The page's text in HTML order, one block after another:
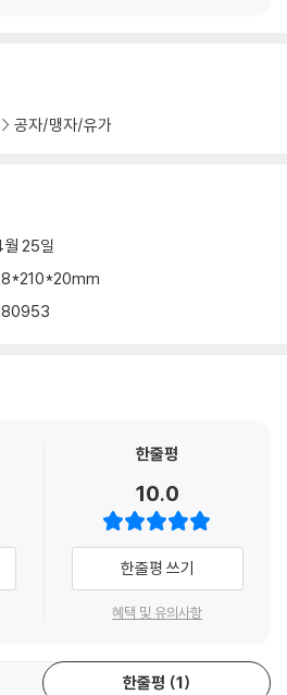
공자/맹자/유가
25일
한줄평
10.0
한줄평 쓰기
혜택 및 유의사항
한줄평 1